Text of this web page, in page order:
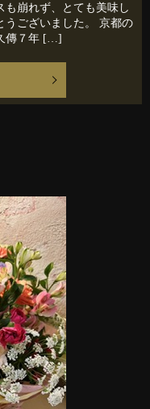
も崩れず、とても美味し
うございました。 京都の
傳７年 […]